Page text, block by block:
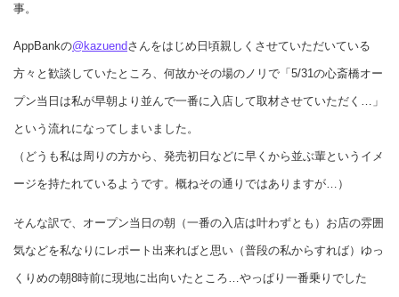
事。
AppBankの@kazuendさんをはじめ日頃親しくさせていただいている
方々と歓談していたところ、何故かその場のノリで「5/31の心斎橋オー
プン当日は私が早朝より並んで一番に入店して取材させていただく…」
という流れになってしまいました。
（どうも私は周りの方から、発売初日などに早くから並ぶ輩というイメ
ージを持たれているようです。概ねその通りではありますが…）
そんな訳で、オープン当日の朝（一番の入店は叶わずとも）お店の雰囲
気などを私なりにレポート出来ればと思い（普段の私からすれば）ゆっ
くりめの朝8時前に現地に出向いたところ…やっぱり一番乗りでした